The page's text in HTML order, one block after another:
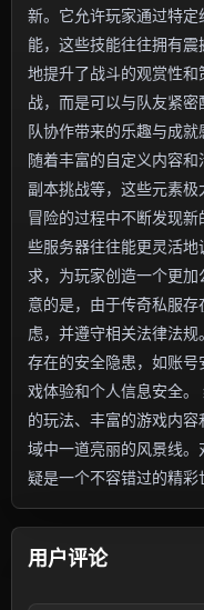
新。它允许玩家通过特
能，这些技能往往拥有
地提升了战斗的观赏性
战，而是可以与队友紧
队协作带来的乐趣与成
随着丰富的自定义内容和
副本挑战等，这些元素
冒险的过程中不断发现
些服务器往往能更灵活
求，为玩家创造一个更
意的是，由于传奇私服
虑，并遵守相关法律法
存在的安全隐患，如账
戏体验和个人信息安全
的玩法、丰富的游戏内
域中一道亮丽的风景线
疑是一个不容错过的精彩
用户评论